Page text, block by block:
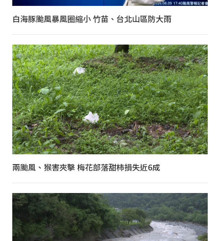
白海豚颱風暴風圈縮小 竹苗、台北山區防大雨
兩颱風、猴害夾擊 梅花部落甜柿損失近6成